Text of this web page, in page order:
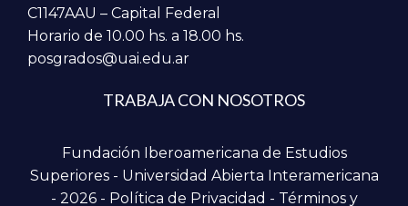
C1147AAU – Capital Federal
Horario de 10.00 hs. a 18.00 hs.
posgrados@uai.edu.ar
TRABAJA CON NOSOTROS
Fundación Iberoamericana de Estudios
Superiores - Universidad Abierta Interamericana
- 2026 - Política de Privacidad - Términos y